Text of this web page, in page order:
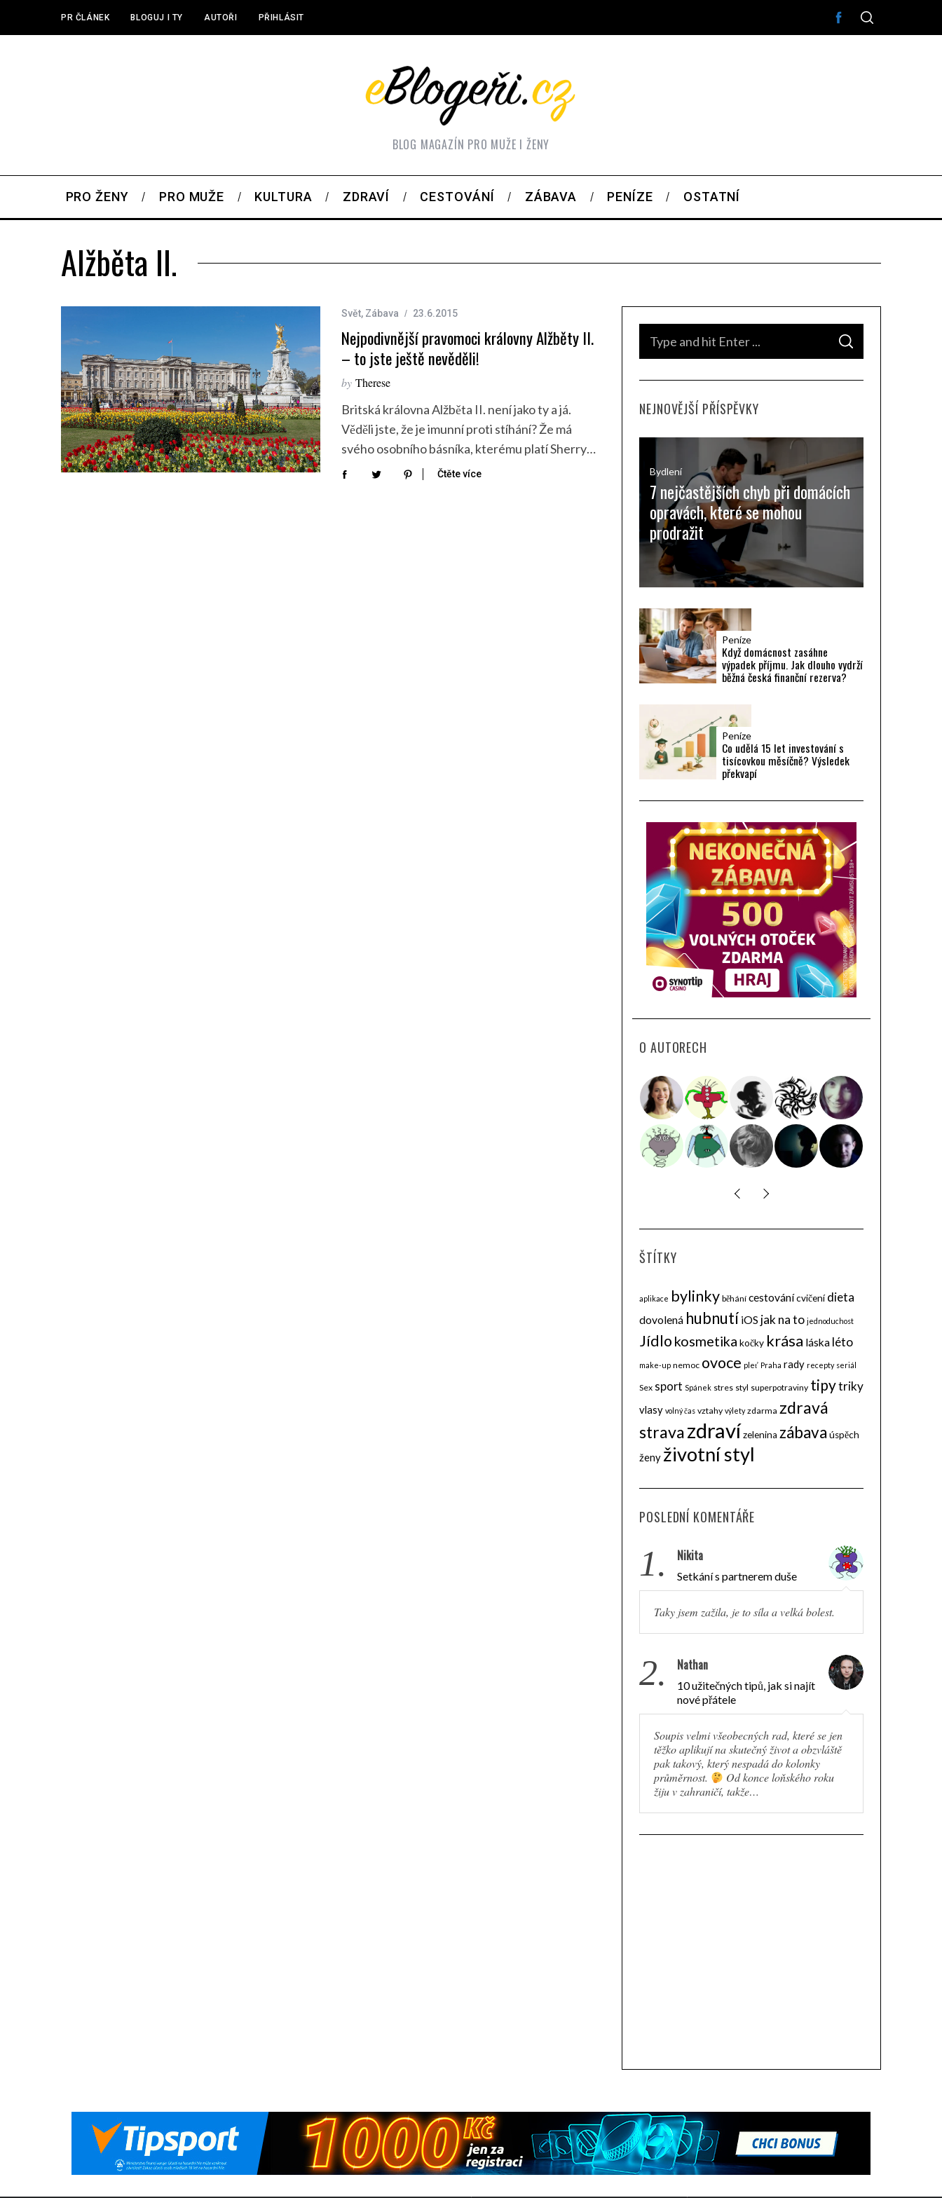
PR ČLÁNEK BLOGUJ I TY AUTOŘI PŘIHLÁSIT
BLOG MAGAZÍN PRO MUŽE I ŽENY
PRO ŽENY PRO MUŽE KULTURA ZDRAVÍ CESTOVÁNÍ ZÁBAVA PENÍZE OSTATNÍ
Alžběta II.
Svět, Zábava 23.6.2015
Nejpodivnější pravomoci královny Alžběty II.
– to jste ještě nevěděli!
by Therese
Britská královna Alžběta II. není jako ty a já.
Věděli jste, že je imunní proti stíhání? Že má
svého osobního básníka, kterému platí Sherry…
Čtěte více
c
S
A
C
NEJNOVĚJŠÍ PŘÍSPĚVKY
Bydlení
7 nejčastějších chyb při domácích
opravách, které se mohou
prodražit
Peníze
Když domácnost zasáhne
výpadek příjmu. Jak dlouho vydrží
běžná česká finanční rezerva?
Peníze
Co udělá 15 let investování s
tisícovkou měsíčně? Výsledek
překvapí
O AUTORECH
ŠTÍTKY
aplikace bylinky běhání cestovánícvičení dieta
dovolená hubnutí iOS jak na to jednoduchost
Jídlo kosmetika kočky krása láska léto
make-up nemoc ovoce pleť Praha rady recepty seriál
Sex sport Spánek stres styl superpotraviny tipytriky
vlasy volný čas vztahy výlety zdarma zdravá
stravazdravízelenina zábava úspěch
ženy životní styl
POSLEDNÍ KOMENTÁŘE
1. Nikita
Setkání s partnerem duše
Taky jsem zažila, je to síla a velká bolest.
2. Nathan
10 užitečných tipů, jak si najít
nové přátele
Soupis velmi všeobecných rad, které se jen
těžko aplikují na skutečný život a obzvláště
pak takový, který nespadá do kolonky
průměrnost.
Od konce loňského roku
žiju v zahraničí, takže…